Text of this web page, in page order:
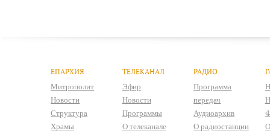
ЕПАРХИЯ
Митрополит
Новости
Структура
Храмы
ТЕЛЕКАНАЛ
Эфир
Новости
Программы
О телеканале
РАДИО
Программа
передач
Аудиоархив
О радиостанции